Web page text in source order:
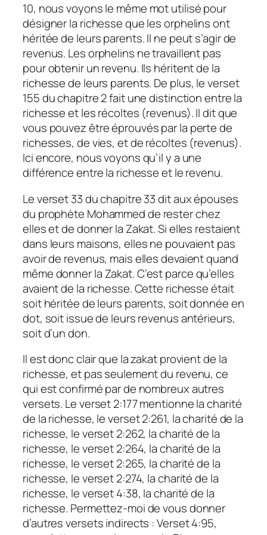
10, nous voyons le même mot utilisé pour
désigner la richesse que les orphelins ont
héritée de leurs parents. Il ne peut s’agir de
revenus. Les orphelins ne travaillent pas
pour obtenir un revenu. Ils héritent de la
richesse de leurs parents. De plus, le verset
155 du chapitre 2 fait une distinction entre la
richesse et les récoltes (revenus). Il dit que
vous pouvez être éprouvés par la perte de
richesses, de vies, et de récoltes (revenus).
Ici encore, nous voyons qu’il y a une
différence entre la richesse et le revenu.
Le verset 33 du chapitre 33 dit aux épouses
du prophète Mohammed de rester chez
elles et de donner la Zakat. Si elles restaient
dans leurs maisons, elles ne pouvaient pas
avoir de revenus, mais elles devaient quand
même donner la Zakat. C’est parce qu’elles
avaient de la richesse. Cette richesse était
soit héritée de leurs parents, soit donnée en
dot, soit issue de leurs revenus antérieurs,
soit d’un don.
Il est donc clair que la zakat provient de la
richesse, et pas seulement du revenu, ce
qui est confirmé par de nombreux autres
versets. Le verset 2:177 mentionne la charité
de la richesse, le verset 2:261, la charité de la
richesse, le verset 2:262, la charité de la
richesse, le verset 2:264, la charité de la
richesse, le verset 2:265, la charité de la
richesse, le verset 2:274, la charité de la
richesse, le verset 4:38, la charité de la
richesse. Permettez-moi de vous donner
d’autres versets indirects : Verset 4:95,